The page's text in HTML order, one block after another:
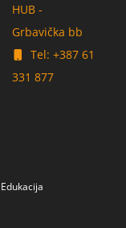
HUB -
Grbavička bb
Tel: +387 61
331 877
Edukacija